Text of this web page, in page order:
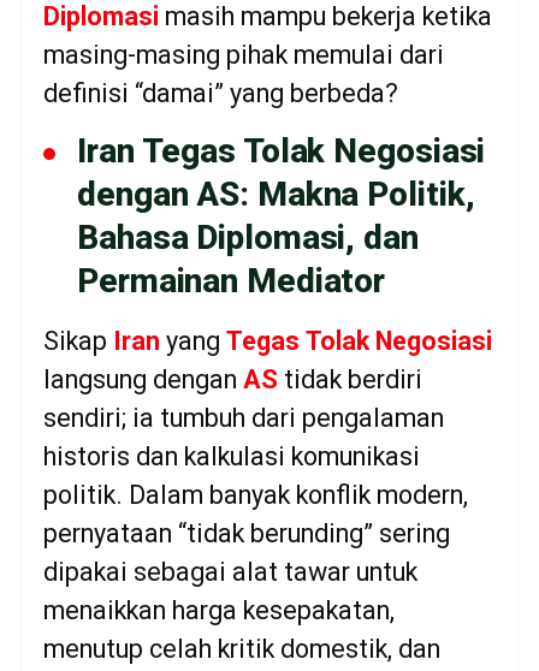
Diplomasi masih mampu bekerja ketika
masing-masing pihak memulai dari
definisi “damai” yang berbeda?
Iran Tegas Tolak Negosiasi
dengan AS: Makna Politik,
Bahasa Diplomasi, dan
Permainan Mediator
Sikap Iran yang Tegas Tolak Negosiasi
langsung dengan AS tidak berdiri
sendiri; ia tumbuh dari pengalaman
historis dan kalkulasi komunikasi
politik. Dalam banyak konflik modern,
pernyataan “tidak berunding” sering
dipakai sebagai alat tawar untuk
menaikkan harga kesepakatan,
menutup celah kritik domestik, dan